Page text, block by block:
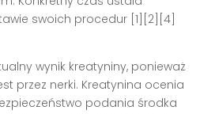
swoich procedur [1][2][4]
wynik kreatyniny, ponieważ
przez nerki. Kreatynina ocenia
podania środka